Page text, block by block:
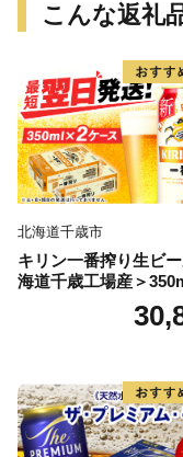
こんな返礼
北海道千歳市
キリン一番搾り生ビ
海道千歳工場産＞